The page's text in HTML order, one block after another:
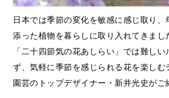
日本では季節の変化を敏感に感じ取り、
添った植物を暮らしに取り入れてきまし
「二十四節気の花あしらい」では難し
ず、気軽に季節を感じられる花を楽しむ
園芸のトップデザイナー・新井光史がご